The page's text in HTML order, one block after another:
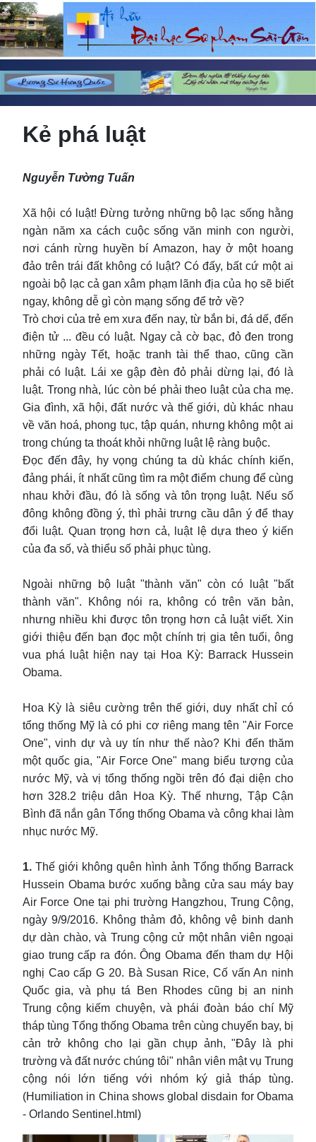
Kẻ phá luật
Nguyễn Tường Tuấn
Xã hội có luật! Đừng tưởng những bộ lạc sống hằng
ngàn năm xa cách cuộc sống văn minh con người,
nơi cánh rừng huyền bí Amazon, hay ở một hoang
đảo trên trái đất không có luật? Có đấy, bất cứ một ai
ngoài bộ lạc cả gan xâm phạm lãnh địa của họ sẽ biết
ngay, không dễ gì còn mạng sống để trở về?
Trò chơi của trẻ em xưa đến nay, từ bắn bi, đá dế, đến
điện tử ... đều có luật. Ngay cả cờ bạc, đỏ đen trong
những ngày Tết, hoặc tranh tài thể thao, cũng cần
phải có luật. Lái xe gập đèn đỏ phải dừng lại, đó là
luật. Trong nhà, lúc còn bé phải theo luật của cha mẹ.
Gia đình, xã hội, đất nước và thế giới, dù khác nhau
về văn hoá, phong tục, tập quán, nhưng không một ai
trong chúng ta thoát khỏi những luật lệ ràng buộc.
Đọc đến đây, hy vọng chúng ta dù khác chính kiến,
đảng phái, ít nhất cũng tìm ra một điểm chung để cùng
nhau khởi đầu, đó là sống và tôn trọng luật. Nếu số
đông không đồng ý, thì phải trưng cầu dân ý để thay
đổi luật. Quan trọng hơn cả, luật lệ dựa theo ý kiến
của đa số, và thiểu số phải phục tùng.
Ngoài những bộ luật "thành văn" còn có luật "bất
thành văn". Không nói ra, không có trên văn bản,
nhưng nhiều khi được tôn trọng hơn cả luật viết. Xin
giới thiệu đến bạn đọc một chính trị gia tên tuổi, ông
vua phá luật hiện nay tại Hoa Kỳ: Barrack Hussein
Obama.
Hoa Kỳ là siêu cường trên thế giới, duy nhất chỉ có
tổng thống Mỹ là có phi cơ riêng mang tên "Air Force
One", vinh dự và uy tín như thế nào? Khi đến thăm
một quốc gia, "Air Force One" mang biểu tượng của
nước Mỹ, và vị tổng thống ngồi trên đó đại diện cho
hơn 328.2 triệu dân Hoa Kỳ. Thế nhưng, Tập Cận
Bình đã nắn gân Tổng thống Obama và công khai làm
nhục nước Mỹ.
1. Thế giới không quên hình ảnh Tổng thống Barrack
Hussein Obama bước xuống bằng cửa sau máy bay
Air Force One tại phi trường Hangzhou, Trung Cộng,
ngày 9/9/2016. Không thảm đỏ, không vệ binh danh
dự dàn chào, và Trung cộng cử một nhân viên ngoại
giao trung cấp ra đón. Ông Obama đến tham dự Hội
nghị Cao cấp G 20. Bà Susan Rice, Cố vấn An ninh
Quốc gia, và phụ tá Ben Rhodes cũng bị an ninh
Trung cộng kiếm chuyện, và phái đoàn báo chí Mỹ
tháp tùng Tổng thống Obama trên cùng chuyến bay, bị
cản trở không cho lại gần chụp ảnh, "Đây là phi
trường và đất nước chúng tôi" nhân viên mật vụ Trung
cộng nói lớn tiếng với nhóm ký giả tháp tùng.
(Humiliation in China shows global disdain for Obama
- Orlando Sentinel.html)